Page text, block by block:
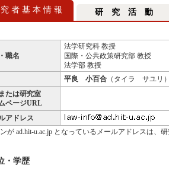
者 基 本 情 報 研 究 活 動
職名
法学研究科 教授
国際・公共政策研究部 教授
法学部 教授
平良 小百合（タイラ サユリ
たは研究室
ページURL
アドレス
ンが ad.hit-u.ac.jp となっているメールアドレスは、
・学歴